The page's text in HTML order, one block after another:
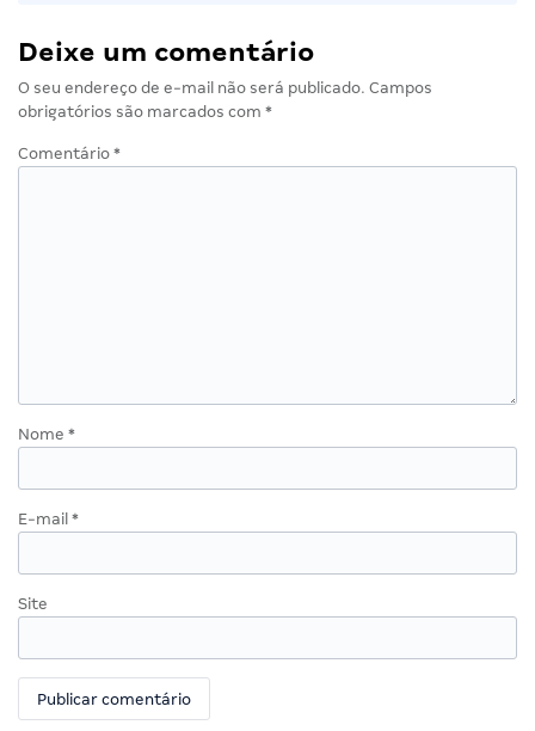
Deixe um comentário
O seu endereço de e-mail não será publicado. Campos
obrigatórios são marcados com *
Comentário *
Nome *
E-mail *
Site